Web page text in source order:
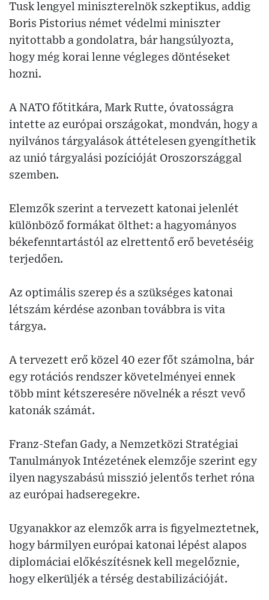
Tusk lengyel miniszterelnök szkeptikus, addig
Boris Pistorius német védelmi miniszter
nyitottabb a gondolatra, bár hangsúlyozta,
hogy még korai lenne végleges döntéseket
hozni.
A NATO főtitkára, Mark Rutte, óvatosságra
intette az európai országokat, mondván, hogy a
nyilvános tárgyalások áttételesen gyengíthetik
az unió tárgyalási pozícióját Oroszországgal
szemben.
Elemzők szerint a tervezett katonai jelenlét
különböző formákat ölthet: a hagyományos
békefenntartástól az elrettentő erő bevetéséig
terjedően.
Az optimális szerep és a szükséges katonai
létszám kérdése azonban továbbra is vita
tárgya.
A tervezett erő közel 40 ezer főt számolna, bár
egy rotációs rendszer követelményei ennek
több mint kétszeresére növelnék a részt vevő
katonák számát.
Franz-Stefan Gady, a Nemzetközi Stratégiai
Tanulmányok Intézetének elemzője szerint egy
ilyen nagyszabású misszió jelentős terhet róna
az európai hadseregekre.
Ugyanakkor az elemzők arra is figyelmeztetnek,
hogy bármilyen európai katonai lépést alapos
diplomáciai előkészítésnek kell megelőznie,
hogy elkerüljék a térség destabilizációját.